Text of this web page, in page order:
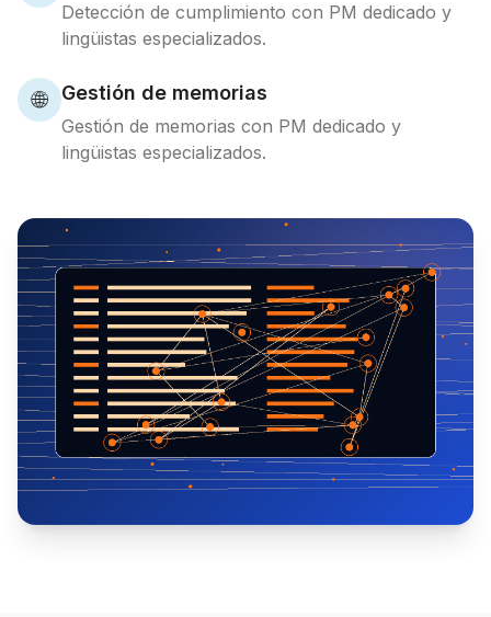
Detección de cumplimiento con PM dedicado y
lingüistas especializados.
🌐 Gestión de memorias
Gestión de memorias con PM dedicado y
lingüistas especializados.